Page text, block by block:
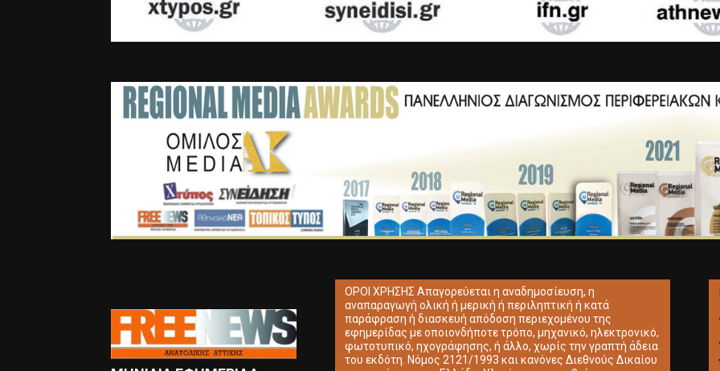
ΟΡΟΙ ΧΡΗΣΗΣ Απαγορεύεται η αναδημοσίευση, η
αναπαραγωγή ολική ή μερική ή περιληπτική ή κατά
παράφραση ή διασκευή απόδοση περιεχομένου της
εφημερίδας με οποιονδήποτε τρόπο, μηχανικό, ηλεκτρονικό,
φωτοτυπικό, ηχογράφησης, ή άλλο, χωρίς την γραπτή άδεια
του εκδότη. Νόμος 2121/1993 και κανόνες Διεθνούς Δικαίου